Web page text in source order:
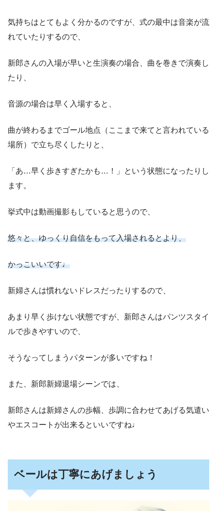
気持ちはとてもよく分かるのですが、式の最中は音楽が流
れていたりするので、
新郎さんの入場が早いと生演奏の場合、曲を巻きで演奏し
たり、
音源の場合は早く入場すると、
曲が終わるまでゴール地点（ここまで来てと言われている
場所）で立ち尽くしたりと、
「あ…早く歩きすぎたかも…！」という状態になったりし
ます。
挙式中は動画撮影もしていると思うので、
悠々と、ゆっくり自信をもって入場されるとより、
かっこいいです♩
新婦さんは慣れないドレスだったりするので、
あまり早く歩けない状態ですが、新郎さんはパンツスタイ
ルで歩きやすいので、
そうなってしまうパターンが多いですね！
また、新郎新婦退場シーンでは、
新郎さんは新婦さんの歩幅、歩調に合わせてあげる気遣い
やエスコートが出来るといいですね♩
ベールは丁寧にあげましょう